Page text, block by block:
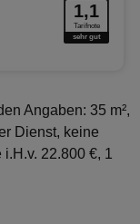
1,1
Tarifnote
sehr gut
Angaben: 35 m²,
Dienst, keine
22.800 €, 1